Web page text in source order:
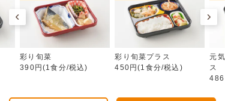
彩り旬菜
390円(1食分/税込)
彩り旬菜プラス
450円(1食分/税込)
元
ス